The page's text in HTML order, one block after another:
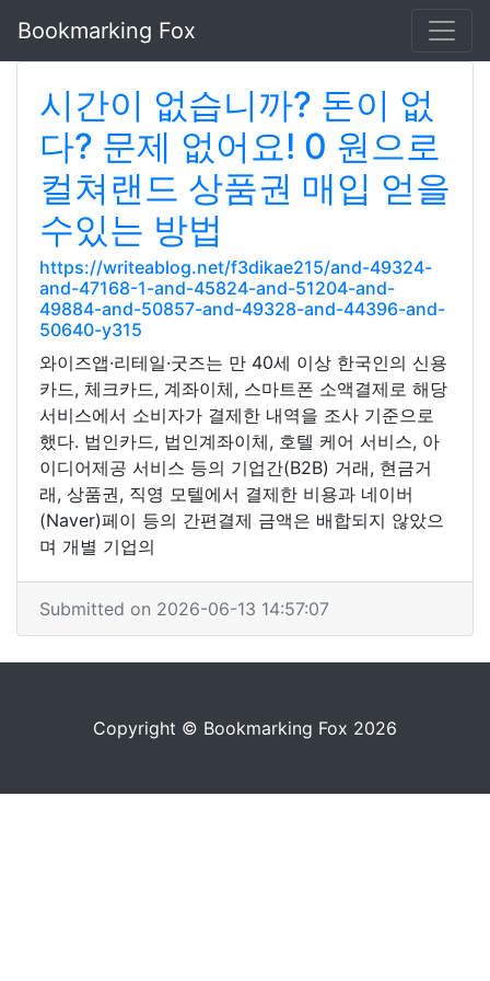
Bookmarking Fox
시간이 없습니까? 돈이 없
다? 문제 없어요! 0 원으로
컬쳐랜드 상품권 매입 얻을
수있는 방법
https://writeablog.net/f3dikae215/and-49324-
and-47168-1-and-45824-and-51204-and-
49884-and-50857-and-49328-and-44396-and-
50640-y315
와이즈앱·리테일·굿즈는 만 40세 이상 한국인의 신용
카드, 체크카드, 계좌이체, 스마트폰 소액결제로 해당
서비스에서 소비자가 결제한 내역을 조사 기준으로
했다. 법인카드, 법인계좌이체, 호텔 케어 서비스, 아
이디어제공 서비스 등의 기업간(B2B) 거래, 현금거
래, 상품권, 직영 모텔에서 결제한 비용과 네이버
(Naver)페이 등의 간편결제 금액은 배합되지 않았으
며 개별 기업의
Submitted on 2026-06-13 14:57:07
Copyright © Bookmarking Fox 2026